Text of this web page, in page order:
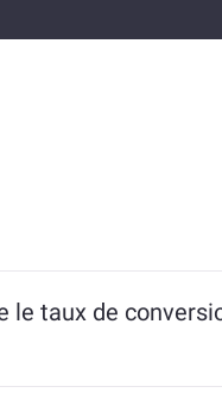
le taux de